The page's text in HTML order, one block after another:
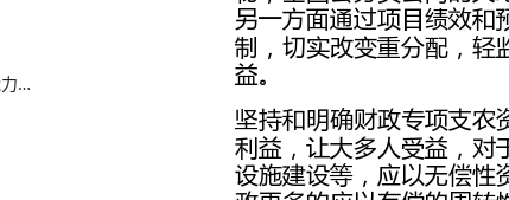
论小学教师心理健康教育能力结构及能力培养